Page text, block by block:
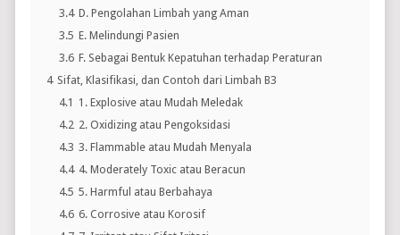
3.4 D. Pengolahan Limbah yang Aman
3.5 E. Melindungi Pasien
3.6 F. Sebagai Bentuk Kepatuhan terhadap Peraturan
4 Sifat, Klasifikasi, dan Contoh dari Limbah B3
4.1 1. Explosive atau Mudah Meledak
4.2 2. Oxidizing atau Pengoksidasi
4.3 3. Flammable atau Mudah Menyala
4.4 4. Moderately Toxic atau Beracun
4.5 5. Harmful atau Berbahaya
4.6 6. Corrosive atau Korosif